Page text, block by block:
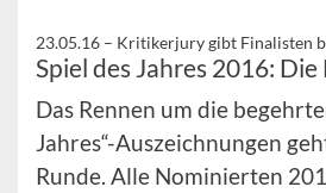
23.05.16 – Kritikerjury gibt Finalisten
Spiel des Jahres 2016:
Das Rennen um die
Jahres“-Auszeichnungen
Runde. Alle Nominierten